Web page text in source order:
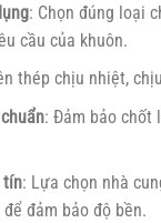
: Chọn đúng loại
cầu của khuôn.
thép chịu nhiệt,
: Đảm bảo chốt
tín: Lựa chọn nhà
đảm bảo độ bền.